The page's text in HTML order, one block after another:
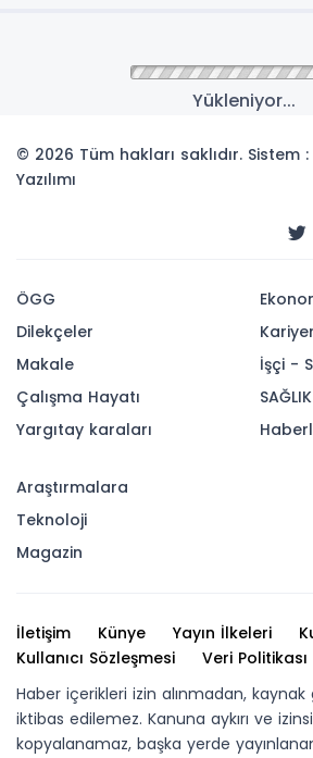
Yükleniyor...
© 2026 Tüm hakları saklıdır. Sistem
Yazılımı
ÖGG
Dilekçeler
Makale
Çalışma Hayatı
Yargıtay karaları
Kariyer
İşçi -
SAĞLIK
Araştırmalara
Teknoloji
Magazin
İletişim Künye Yayın İlkeleri
Kullanıcı Sözleşmesi
Veri Politikası
Haber içerikleri izin alınmadan,
iktibas edilemez. Kanuna aykırı ve
kopyalanamaz, başka yerde